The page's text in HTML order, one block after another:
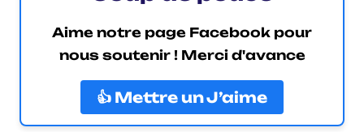
Aime notre page Facebook pour
nous soutenir ! Merci d'avance
👍 Mettre un J’aime